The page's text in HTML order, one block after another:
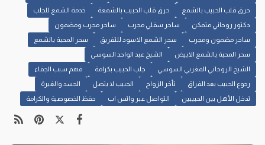
حرق قلب الحبيب بالشمع حرق قلب الحبيب بالشمعة خدمة الشمع للجلب
دكتور روحاني متمكن ساحر سفلي مجرب ساحر مجرب ومضمون
ساحر مضمون ومجرب سحر الشمع الاسود للتفريق سحر المحبة بالشمع
سحر المحبة بالشمع الابيض الشيخ عبد الواحد السوسي
الشيخ الروحاني المغربي السوسي جلب الحبيب بكرامة فهم سبب الجفاء
رجوع الحبيب بعد الفراق تأخر الزواج الحبيب لا يتصل الحسد والغيرة
تدخل الأهل بين الحبيبين التواصل عبر واتس اب حفظ الخصوصية والكرامة